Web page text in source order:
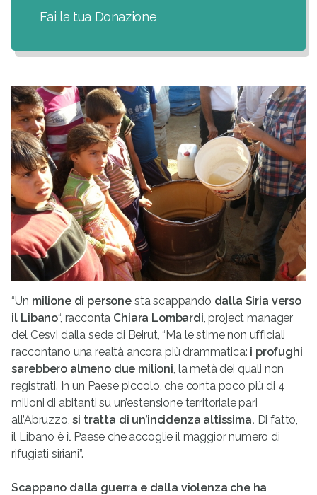
Fai la tua Donazione
“Un milione di personesta scappando dalla Siria verso
il Libano“, racconta Chiara Lombardi, project manager
del Cesvi dalla sede di Beirut, “Ma le stime non ufficiali
raccontano una realtà ancora più drammatica: i profughi
sarebbero almeno due milioni, la metà dei quali non
registrati. In un Paese piccolo, che conta poco più di 4
milioni di abitanti su un’estensione territoriale pari
all’Abruzzo,si tratta di un’incidenza altissima. Di fatto,
il Libano è il Paese che accoglie il maggior numero di
rifugiati siriani”.
Scappano dalla guerra e dalla violenza che ha